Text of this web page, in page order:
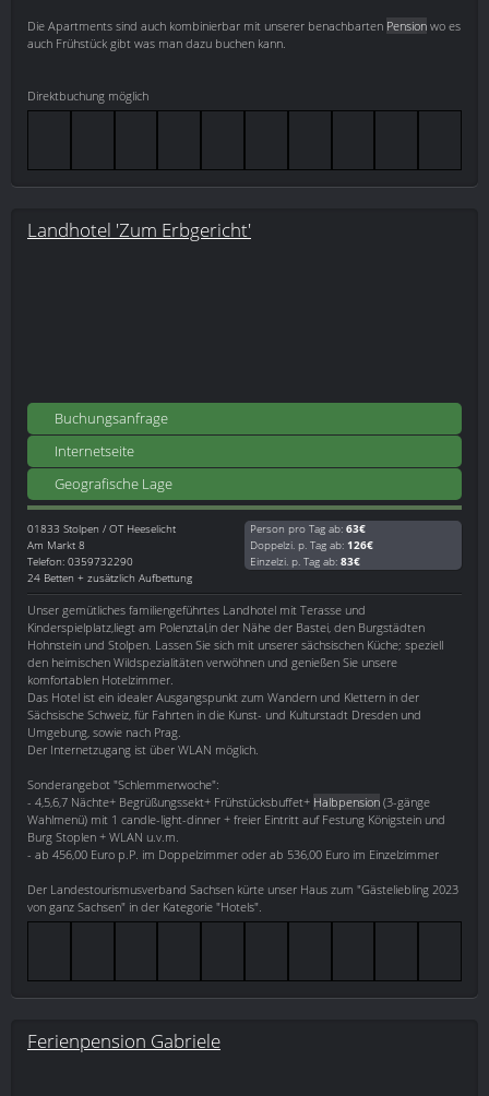
Die Apartments sind auch kombinierbar mit unserer benachbarten Pension wo es
auch Frühstück gibt was man dazu buchen kann.
Direktbuchung möglich
Landhotel 'Zum Erbgericht'
Buchungsanfrage
Internetseite
Geografische Lage
01833 Stolpen / OT Heeselicht
Am Markt 8
Telefon: 0359732290
24 Betten + zusätzlich Aufbettung
Person pro Tag ab: 63€
Doppelzi. p. Tag ab: 126€
Einzelzi. p. Tag ab: 83€
Unser gemütliches familiengeführtes Landhotel mit Terasse und
Kinderspielplatz,liegt am Polenztal,in der Nähe der Bastei, den Burgstädten
Hohnstein und Stolpen. Lassen Sie sich mit unserer sächsischen Küche; speziell
den heimischen Wildspezialitäten verwöhnen und genießen Sie unsere
komfortablen Hotelzimmer.
Das Hotel ist ein idealer Ausgangspunkt zum Wandern und Klettern in der
Sächsische Schweiz, für Fahrten in die Kunst- und Kulturstadt Dresden und
Umgebung, sowie nach Prag.
Der Internetzugang ist über WLAN möglich.
Sonderangebot "Schlemmerwoche":
- 4,5,6,7 Nächte+ Begrüßungssekt+ Frühstücksbuffet+ Halbpension (3-gänge
Wahlmenü) mit 1 candle-light-dinner + freier Eintritt auf Festung Königstein und
Burg Stoplen + WLAN u.v.m.
- ab 456,00 Euro p.P. im Doppelzimmer oder ab 536,00 Euro im Einzelzimmer
Der Landestourismusverband Sachsen kürte unser Haus zum "Gästeliebling 2023
von ganz Sachsen" in der Kategorie "Hotels".
Ferienpension Gabriele